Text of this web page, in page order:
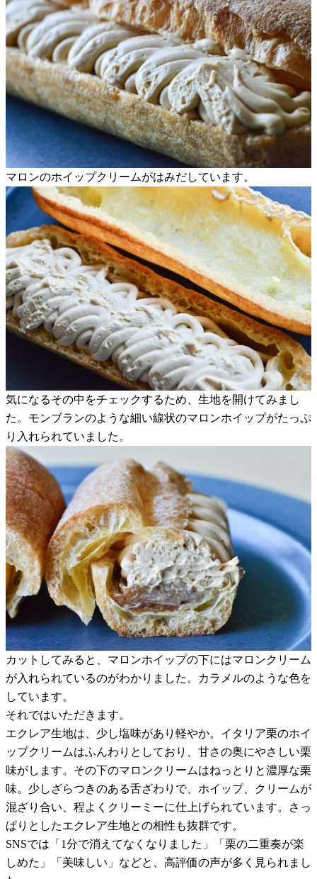
マロンのホイップクリームがはみだしています。
気になるその中をチェックするため、生地を開けてみまし
た。モンブランのような細い線状のマロンホイップがたっぷ
り入れられていました。
カットしてみると、マロンホイップの下にはマロンクリーム
が入れられているのがわかりました。カラメルのような色を
しています。
それではいただきます。
エクレア生地は、少し塩味があり軽やか。イタリア栗のホイ
ップクリームはふんわりとしており、甘さの奥にやさしい栗
味がします。その下のマロンクリームはねっとりと濃厚な栗
味。少しざらつきのある舌ざわりで、ホイップ、クリームが
混ざり合い、程よくクリーミーに仕上げられています。さっ
ぱりとしたエクレア生地との相性も抜群です。
SNSでは「1分で消えてなくなりました」「栗の二重奏が楽
しめた」「美味しい」などと、高評価の声が多く見られまし